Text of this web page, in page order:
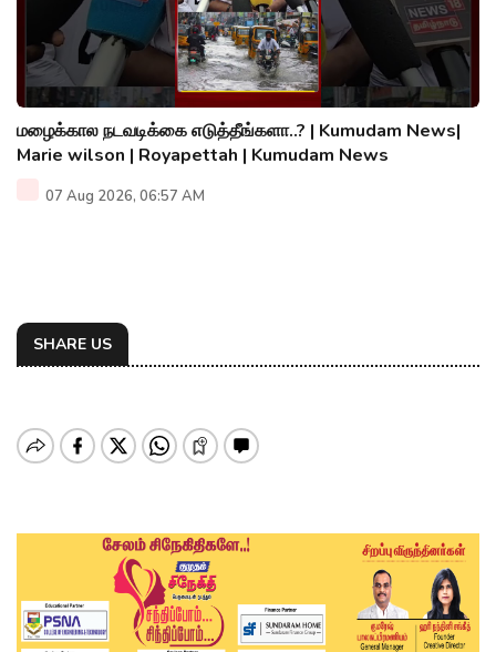
மழைக்கால நடவடிக்கை எடுத்தீங்களா..? | Kumudam News|
Marie wilson | Royapettah | Kumudam News
07 Aug 2026, 06:57 AM
SHARE US